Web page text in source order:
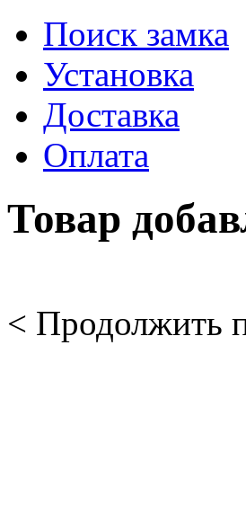
Поиск замка
Установка
Доставка
Оплата
Товар
< Продолжить